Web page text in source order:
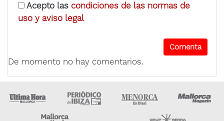
Acepto las condiciones de las normas de
uso y aviso legal
De momento no hay comentarios.
Ultima Hora Ultima hora Ibiza Menorca • Es Diari